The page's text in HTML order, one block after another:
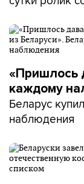
«Пришлось
каждому
Беларус
наблюдения